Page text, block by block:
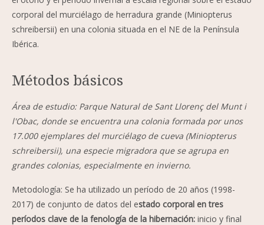
corporal del murciélago de herradura grande (Miniopterus
schreibersii) en una colonia situada en el NE de la Península
Ibérica.
Métodos básicos
Área de estudio: Parque Natural de Sant Llorenç del Munt i
l'Obac, donde se encuentra una colonia formada por unos
17.000 ejemplares del murciélago de cueva (Miniopterus
schreibersii), una especie migradora que se agrupa en
grandes colonias, especialmente en invierno.
Metodología: Se ha utilizado un período de 20 años (1998-
2017) de conjunto de datos del estado corporal en tres
períodos clave de la fenología de la hibernación: inicio y final